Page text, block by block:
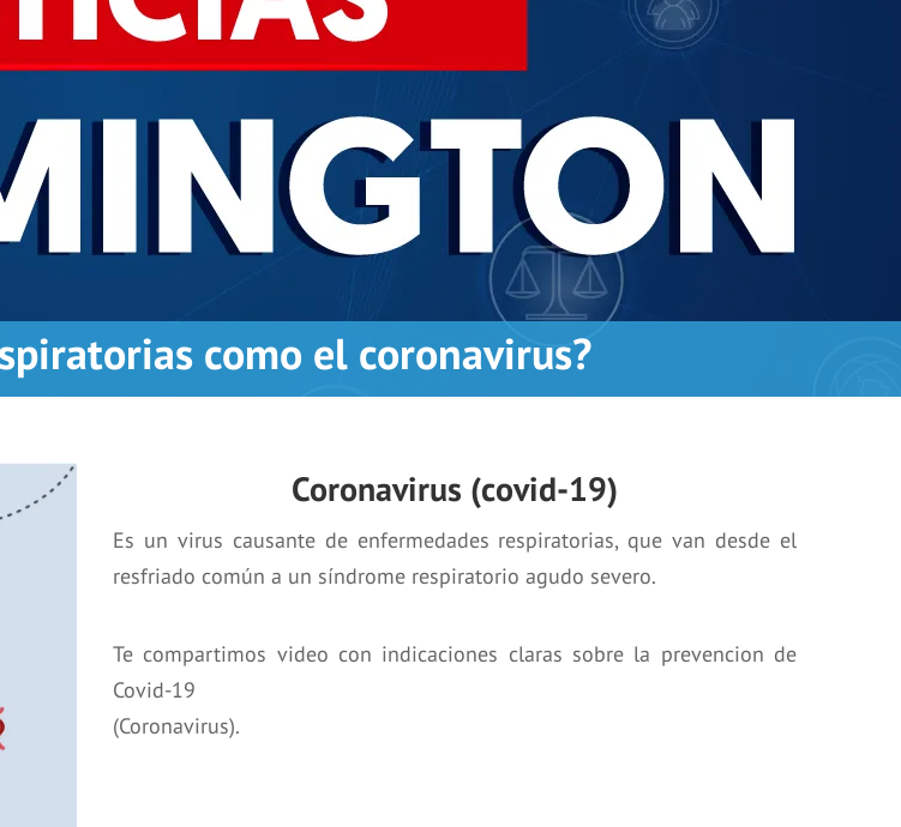
como el coronavirus?
Coronavirus (covid-19)
Es un virus causante de enfermedades respiratorias, que van desde el
resfriado común a un síndrome respiratorio agudo severo.
Te compartimos video con indicaciones claras sobre la prevencion de
Covid-19
(Coronavirus).